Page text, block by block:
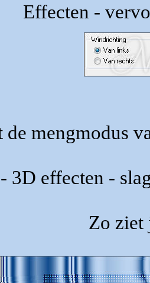
Effecten -
de mengmodus
3D effecten -
Zo ziet